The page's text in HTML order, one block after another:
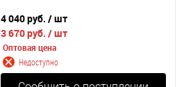
4 040 руб. / шт
3 670 руб. / шт
Оптовая цена
Недоступно